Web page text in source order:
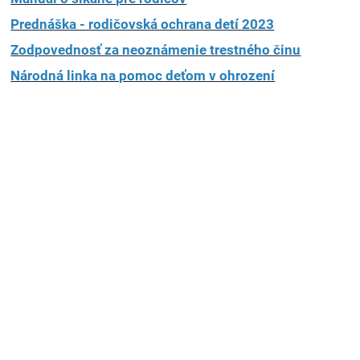
Prednáška - rodičovská ochrana detí 2023
Zodpovednosť za neoznámenie trestného činu
Národná linka na pomoc deťom v ohrození